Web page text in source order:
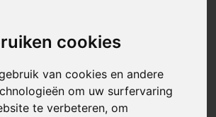
cookies
van cookies en andere
om uw surfervaring
te verbeteren, om